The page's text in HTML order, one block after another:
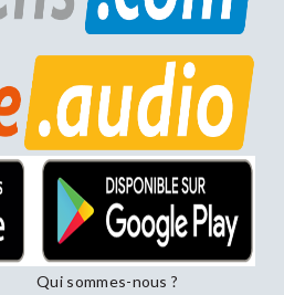
Qui sommes-nous ?